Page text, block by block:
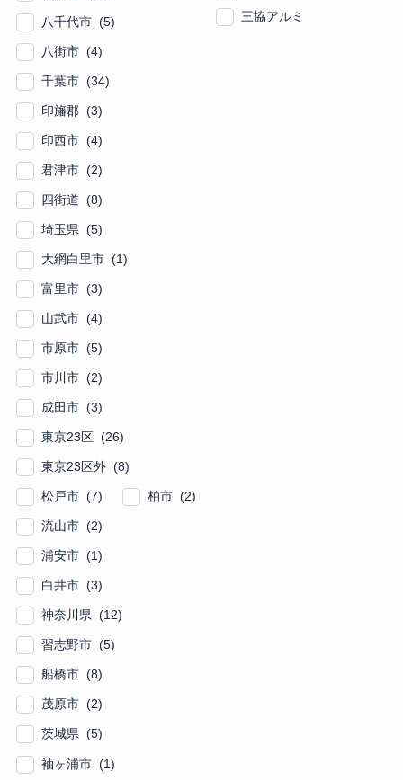
八千代市 (5)
八街市 (4)
千葉市 (34)
印旛郡 (3)
印西市 (4)
君津市 (2)
四街道 (8)
埼玉県 (5)
大網白里市 (1)
富里市 (3)
山武市 (4)
市原市 (5)
市川市 (2)
成田市 (3)
東京23区 (26)
東京23区外 (8)
松戸市 (7) 柏市 (2)
流山市 (2)
浦安市 (1)
白井市 (3)
神奈川県 (12)
習志野市 (5)
船橋市 (8)
茂原市 (2)
茨城県 (5)
袖ヶ浦市 (1)
三協アルミ